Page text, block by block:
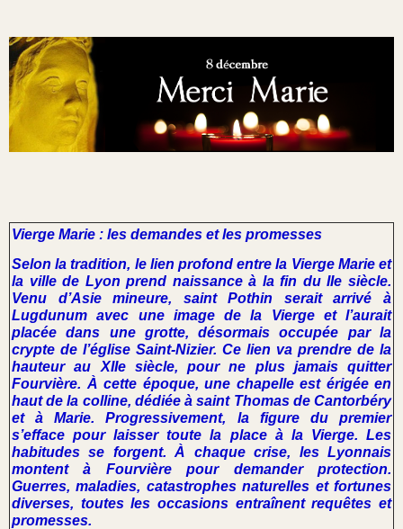
Vierge Marie : les demandes et les promesses
Selon la tradition, le lien profond entre la Vierge Marie et
la ville de Lyon prend naissance à la fin du IIe siècle.
Venu d’Asie mineure, saint Pothin serait arrivé à
Lugdunum avec une image de la Vierge et l’aurait
placée dans une grotte, désormais occupée par la
crypte de l’église Saint-Nizier. Ce lien va prendre de la
hauteur au XIIe siècle, pour ne plus jamais quitter
Fourvière. À cette époque, une chapelle est érigée en
haut de la colline, dédiée à saint Thomas de Cantorbéry
et à Marie. Progressivement, la figure du premier
s’efface pour laisser toute la place à la Vierge. Les
habitudes se forgent. À chaque crise, les Lyonnais
montent à Fourvière pour demander protection.
Guerres, maladies, catastrophes naturelles et fortunes
diverses, toutes les occasions entraînent requêtes et
promesses.